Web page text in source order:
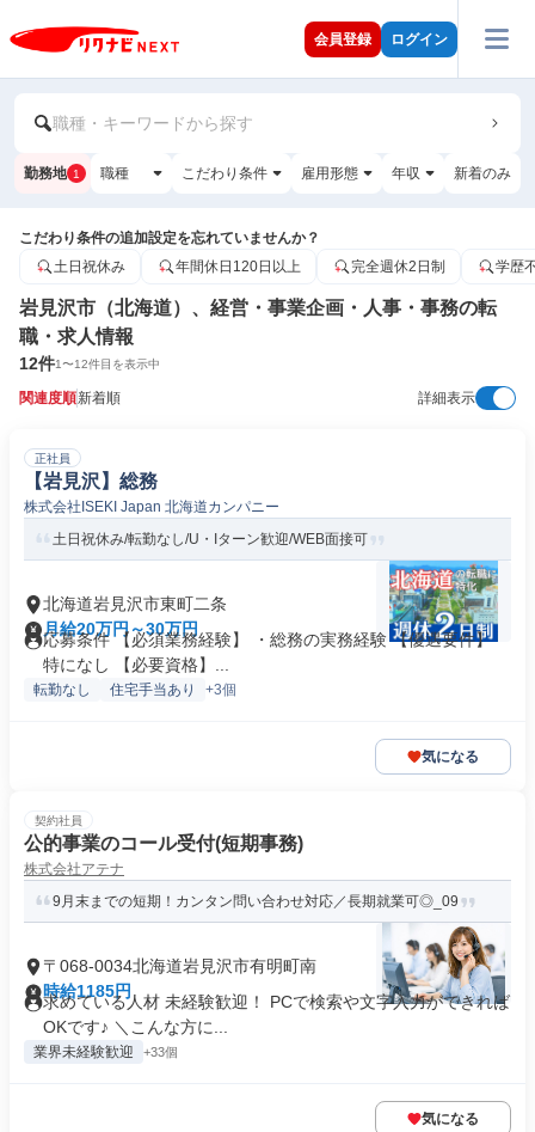
会員登録 ログイン
職種・キーワードから探す
勤務地 1 職種 こだわり条件 雇用形態 年収 新着のみ
こだわり条件の追加設定を忘れていませんか？
土日祝休み
年間休日120日以上 完全週休2日制 学歴
岩見沢市（北海道）、経営・事業企画・人事・事務の転
職・求人情報
12件1〜12件目を表示中
関連度順新着順 詳細表示
正社員
【岩見沢】総務
株式会社ISEKI Japan 北海道カンパニー
土日祝休み/転勤なし/U・Iターン歓迎/WEB面接可
北海道岩見沢市東町二条
月給20万円～30万円
応募条件 【必須業務経験】 ・総務の実務経験 【優遇要件】
特になし 【必要資格】...
転勤なし 住宅手当あり +3個
気になる
契約社員
公的事業のコール受付(短期事務)
株式会社アテナ
9月末までの短期！カンタン問い合わせ対応／長期就業可◎_09
〒068-0034北海道岩見沢市有明町南
時給1185円
求めている人材 未経験歓迎！ PCで検索や文字入力ができれば
OKです♪ ＼こんな方に...
業界未経験歓迎 +33個
気になる